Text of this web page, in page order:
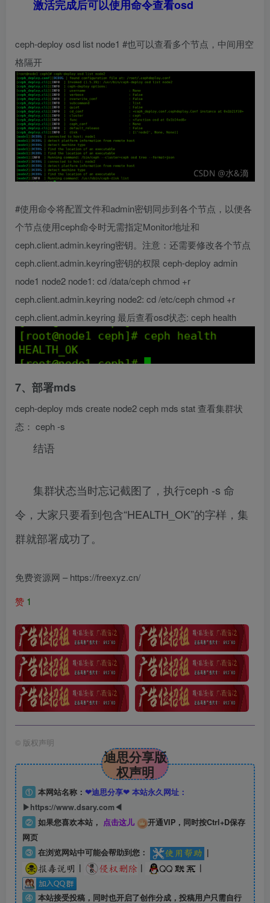
激活完成后可以使用命令查看osd
ceph-deploy osd list node1 #也可以查看多个节点，中间用空
格隔开
#使用命令将配置文件和admin密钥同步到各个节点，以便各
个节点使用ceph命令时无需指定Monitor地址和
ceph.client.admin.keyring密钥。注意：还需要修改各个节点
ceph.client.admin.keyring密钥的权限 ceph-deploy admin
node1 node2 node1: cd /data/ceph chmod +r
ceph.client.admin.keyring node2: cd /etc/ceph chmod +r
ceph.client.admin.keyring 最后查看osd状态: ceph health
7、部署mds
ceph-deploy mds create node2 ceph mds stat 查看集群状
态： ceph -s
结语
集群状态当时忘记截图了，执行ceph -s 命
令，大家只要看到包含“HEALTH_OK”的字样，集
群就部署成功了。
免费资源网 – https://freexyz.cn/
赞 1
© 版权声明
迪思分享版
权声明
① 本网站名称： ❤迪思分享❤ 本站永久网址：
▶https://www.dsary.com◀
② 如果您喜欢本站， 点击这儿
开通VIP，同时按Ctrl+D保存
网页
③ 在浏览网站中可能会帮助到您：
|
|
| |
④ 本站接受投稿，同时也开启了创作分成，投稿用户只需自行